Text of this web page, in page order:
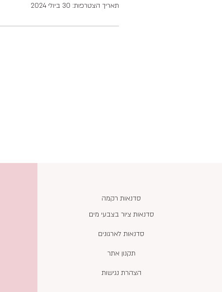
תאריך הצטרפות: 30 ביולי 2024
סדנאות רקמה
סדנאות ציור בצבעי מים
סדנאות לארגונים
תקנון אתר
הצהרת נגישות